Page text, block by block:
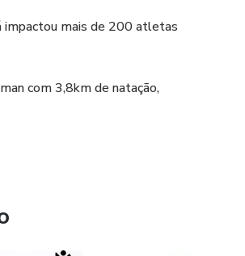
impactou mais de 200 atletas
com 3,8km de natação,